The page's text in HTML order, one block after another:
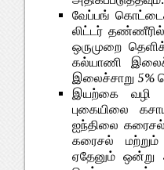
வேப்பங்
லிட்டர் தண்ணீரில்
ஒருமுறை
கல்யாணி
இலைச்சாறு 5%
இயற்கை வழி
புகையிலை
ஐந்திலை
கரைசல்
ஏதேனும் ஒன்று